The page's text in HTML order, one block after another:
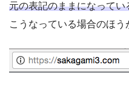
元の表記のままになってい
こうなっている場合のほう